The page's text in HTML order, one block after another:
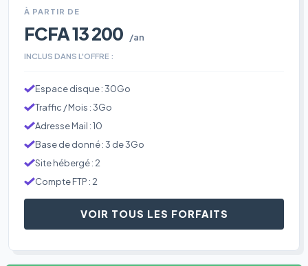
À PARTIR DE
FCFA 13 200 /an
INCLUS DANS L'OFFRE :
Espace disque : 30Go
Traffic / Mois : 3Go
Adresse Mail : 10
Base de donné : 3 de 3Go
Site hébergé : 2
Compte FTP : 2
VOIR TOUS LES FORFAITS